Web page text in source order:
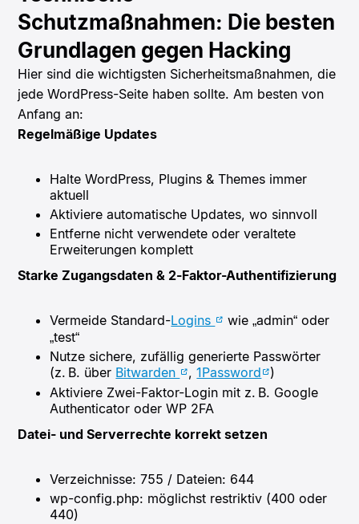
Schutzmaßnahmen: Die besten
Grundlagen gegen Hacking
Hier sind die wichtigsten Sicherheitsmaßnahmen, die
jede WordPress-Seite haben sollte. Am besten von
Anfang an:
Regelmäßige Updates
Halte WordPress, Plugins & Themes immer
aktuell
Aktiviere automatische Updates, wo sinnvoll
Entferne nicht verwendete oder veraltete
Erweiterungen komplett
Starke Zugangsdaten & 2-Faktor-Authentifizierung
Vermeide Standard-Logins
wie „admin“ oder
„test“
Nutze sichere, zufällig generierte Passwörter
(z. B. über Bitwarden ,1Password
)
Aktiviere Zwei-Faktor-Login mit z. B. Google
Authenticator oder WP 2FA
Datei- und Serverrechte korrekt setzen
Verzeichnisse: 755 / Dateien: 644
wp-config.php: möglichst restriktiv (400 oder
440)